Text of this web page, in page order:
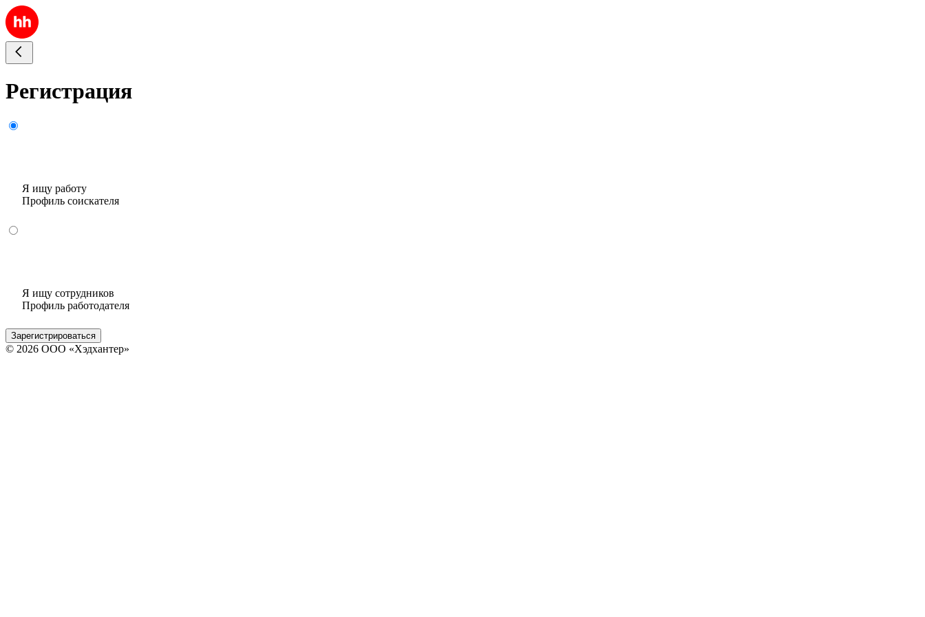
Регистрация
Я ищу работу
Профиль соискателя
Я ищу сотрудников
Профиль работодателя
Зарегистрироваться
© 2026 ООО «Хэдхантер»